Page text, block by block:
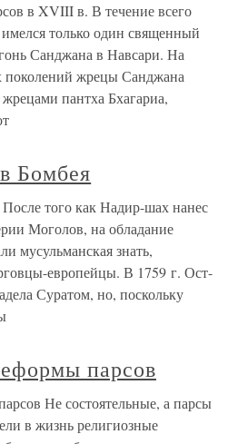
в XVIII в. В течение всего
только один священный
Санджана в Навсари. На
поколений жрецы Санджана
пантха Бхагариа,
Бомбея
того как Надир-шах нанес
Моголов, на обладание
мусульманская знать,
европейцы. В 1759 г. Ост-
Суратом, но, поскольку
парсов
Не состоятельные, а парсы
в жизнь религиозные